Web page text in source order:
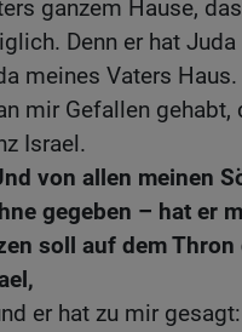
ganzem Hause,
Denn er hat
meines Vaters
mir Gefallen
Israel.
von allen meinen
gegeben – hat er
soll auf dem Thron
er hat zu mir